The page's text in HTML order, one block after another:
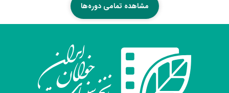
مشاهده تمامی دوره‌ها